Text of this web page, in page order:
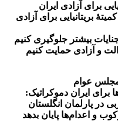
برای آزادی ایران
بریتانیایی برای آزادی
بیشتر جلوگیری کنیم
و آزادی حمایت کنیم
مجلس عوام
برای ایران دموکراتیک:
در پارلمان انگلستان
و اعدام‌ها پایان بدهد